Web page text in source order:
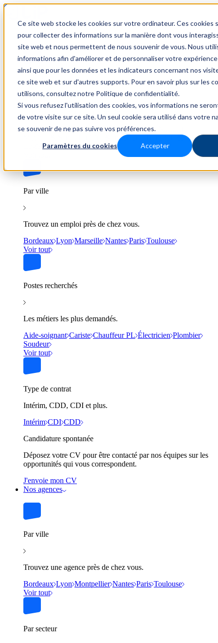
Ce site web stocke les cookies sur votre ordinateur. Ces cookies
pour collecter des informations sur la manière dont vous
site web et nous permettent de nous souvenir de vous. Nous
informations afin d'améliorer et de personnaliser votre
ainsi que pour les données et les indicateurs concernant nos
ce site web et sur d'autres supports. Pour en savoir plus sur les
utilisons, consultez notre Politique de confidentialité.
Si vous refusez l'utilisation des cookies, vos informations ne
de votre visite sur ce site. Un seul cookie sera utilisé dans votre
se souvenir de ne pas suivre vos préférences.
Paramètres du cookies Accepter
Trouver un emploi
Par secteur
BTP Hôtellerie & Restauration Industrie & Nucléaire
Tertiaire & Ingénierie Transport &
Logistique
Par ville
Trouvez un emploi près de chez vous.
Bordeaux Lyon Marseille Nantes Paris Toulouse
Voir tout
Postes recherchés
Les métiers les plus demandés.
Aide-soignant Cariste Chauffeur PL Électricien Plombier
Soudeur
Voir tout
Type de contrat
Intérim, CDD, CDI et plus.
Intérim CDI CDD
Candidature spontanée
Déposez votre CV pour être contacté par nos équipes sur les
opportunités qui vous correspondent.
J'envoie mon CV
Nos agences
Par ville
Trouvez une agence près de chez vous.
Bordeaux Lyon Montpellier Nantes Paris Toulouse
Voir tout
Par secteur